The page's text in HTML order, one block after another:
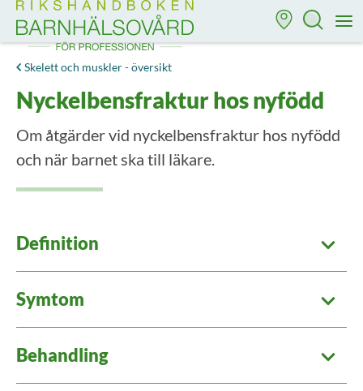
Till startsidan för Rikshandboken i barnhälsovård
Skelett och muskler - översikt
Nyckelbensfraktur hos nyfödd
Om åtgärder vid nyckelbensfraktur hos nyfödd
och när barnet ska till läkare.
Definition
Symtom
Behandling